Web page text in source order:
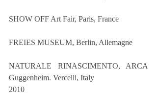
SHOW OFF Art Fair, Paris, France
FREIES MUSEUM, Berlin, Allemagne
NATURALE RINASCIMENTO, ARCA
Guggenheim. Vercelli, Italy
2010